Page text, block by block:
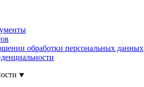
обработки персональных данных